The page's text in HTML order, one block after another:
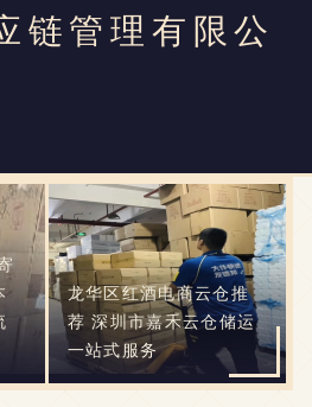
链管理有限公
龙华区红酒电商云仓推
荐 深圳市嘉禾云仓储运
一站式服务